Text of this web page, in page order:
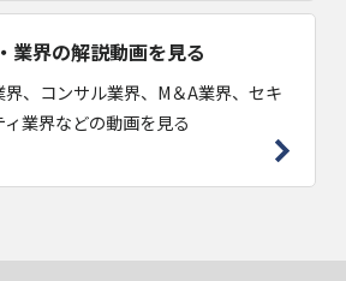
業界の解説動画を見る
界、コンサル業界、M＆A業界、セキ
ィ業界などの動画を見る